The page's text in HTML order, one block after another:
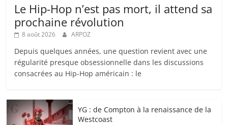
Le Hip-Hop n’est pas mort, il attend sa
prochaine révolution
8 août 2026 ARPOZ
Depuis quelques années, une question revient avec une
régularité presque obsessionnelle dans les discussions
consacrées au Hip-Hop américain : le
YG : de Compton à la renaissance de la
Westcoast